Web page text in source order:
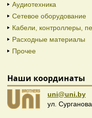
Аудиотехника
Сетевое оборудование
Кабели, контроллеры,
Расходные материалы
Прочее
Наши координаты
uni@uni.by
ул.